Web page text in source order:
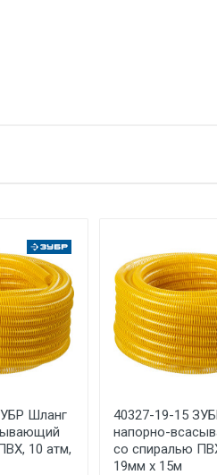
на упаковке / в паспорте
на упаковке / в паспорте
на упаковке / в паспорте
соответствует
декларации
Шланг
10 атм,
40327-19-15
напорно-
со спиралью
19мм х 15м